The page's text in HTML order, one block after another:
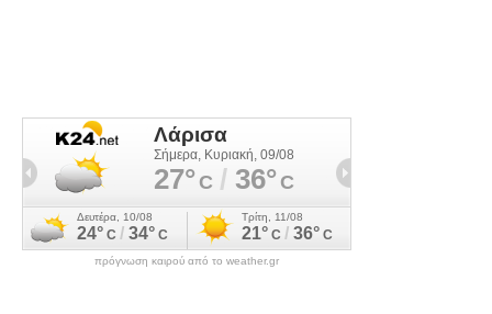
πρόγνωση καιρού από το weather.gr